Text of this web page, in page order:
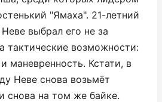
"Ямаха". 21-летний
выбрал его не за
тактические возможности:
маневренность. Кстати, в
Неве снова возьмёт
снова на том же байке.